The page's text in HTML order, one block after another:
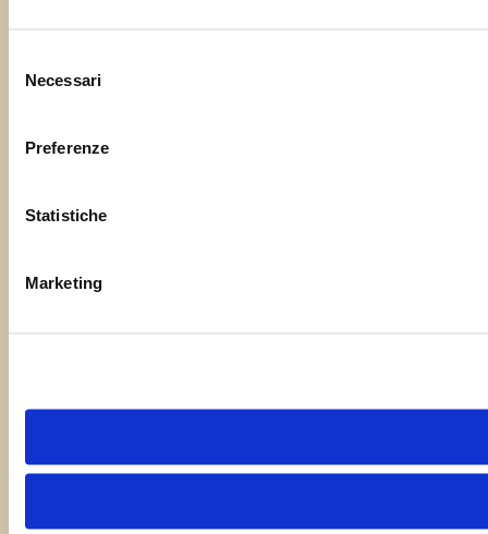
delNecessari
Preferenze
Statistiche
Marketing